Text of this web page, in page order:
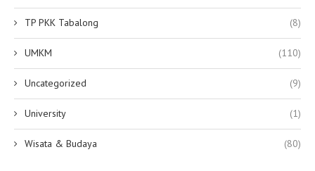
TP PKK Tabalong (8)
UMKM (110)
Uncategorized (9)
University (1)
Wisata & Budaya (80)